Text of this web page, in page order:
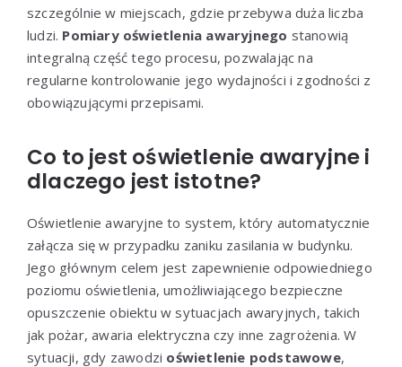
szczególnie w miejscach, gdzie przebywa duża liczba
ludzi. Pomiary oświetlenia awaryjnego stanowią
integralną część tego procesu, pozwalając na
regularne kontrolowanie jego wydajności i zgodności z
obowiązującymi przepisami.
Co to jest oświetlenie awaryjne i
dlaczego jest istotne?
Oświetlenie awaryjne to system, który automatycznie
załącza się w przypadku zaniku zasilania w budynku.
Jego głównym celem jest zapewnienie odpowiedniego
poziomu oświetlenia, umożliwiającego bezpieczne
opuszczenie obiektu w sytuacjach awaryjnych, takich
jak pożar, awaria elektryczna czy inne zagrożenia. W
sytuacji, gdy zawodzi oświetlenie podstawowe,